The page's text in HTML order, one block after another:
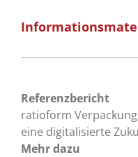
Referenzbericht
ratioform
eine digitalisierte
Mehr dazu